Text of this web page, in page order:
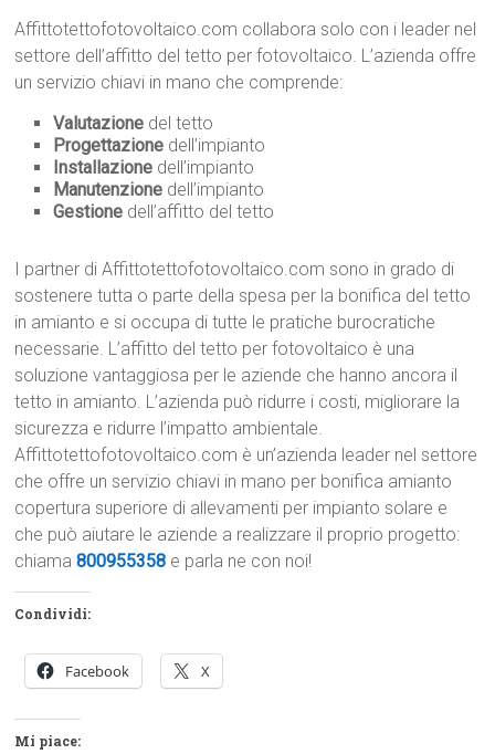
Affittotettofotovoltaico.com collabora solo con i leader nel
settore dell’affitto del tetto per fotovoltaico. L’azienda offre
un servizio chiavi in mano che comprende:
Valutazione del tetto
Progettazione dell’impianto
Installazione dell’impianto
Manutenzione dell’impianto
Gestione dell’affitto del tetto
I partner di Affittotettofotovoltaico.com sono in grado di
sostenere tutta o parte della spesa per la bonifica del tetto
in amianto e si occupa di tutte le pratiche burocratiche
necessarie. L’affitto del tetto per fotovoltaico è una
soluzione vantaggiosa per le aziende che hanno ancora il
tetto in amianto. L’azienda può ridurre i costi, migliorare la
sicurezza e ridurre l’impatto ambientale.
Affittotettofotovoltaico.com è un’azienda leader nel settore
che offre un servizio chiavi in mano per bonifica amianto
copertura superiore di allevamenti per impianto solare e
che può aiutare le aziende a realizzare il proprio progetto:
chiama800955358 e parla ne con noi!
Condividi:
Facebook X
Mi piace: